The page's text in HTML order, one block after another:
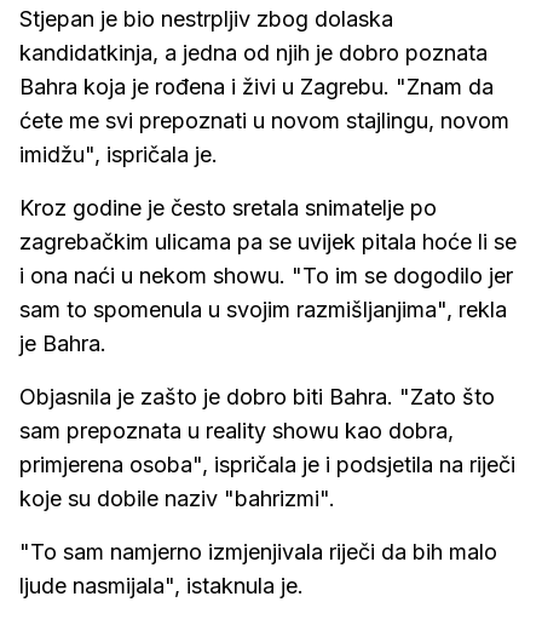
Time
Stjepan je bio nestrpljiv zbog dolaska
kandidatkinja, a jedna od njih je dobro poznata
Bahra koja je rođena i živi u Zagrebu. "Znam da
ćete me svi prepoznati u novom stajlingu, novom
imidžu", ispričala je.
Kroz godine je često sretala snimatelje po
zagrebačkim ulicama pa se uvijek pitala hoće li se
i ona naći u nekom showu. "To im se dogodilo jer
sam to spomenula u svojim razmišljanjima", rekla
je Bahra.
Objasnila je zašto je dobro biti Bahra. "Zato što
sam prepoznata u reality showu kao dobra,
primjerena osoba", ispričala je i podsjetila na riječi
koje su dobile naziv "bahrizmi".
"To sam namjerno izmjenjivala riječi da bih malo
ljude nasmijala", istaknula je.